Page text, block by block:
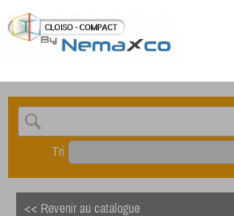
Tri
<< Revenir au catalogue